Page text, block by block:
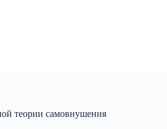
теории самовнушения